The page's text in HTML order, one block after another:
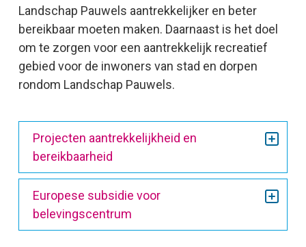
Landschap Pauwels aantrekkelijker en beter
bereikbaar moeten maken. Daarnaast is het doel
om te zorgen voor een aantrekkelijk recreatief
gebied voor de inwoners van stad en dorpen
rondom Landschap Pauwels.
Projecten aantrekkelijkheid en
bereikbaarheid
Europese subsidie voor
belevingscentrum